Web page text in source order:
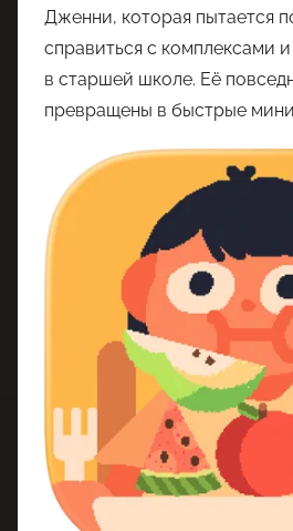
Дженни, которая пытается
справиться с комплексами
в старшей школе. Её
превращены в быстрые